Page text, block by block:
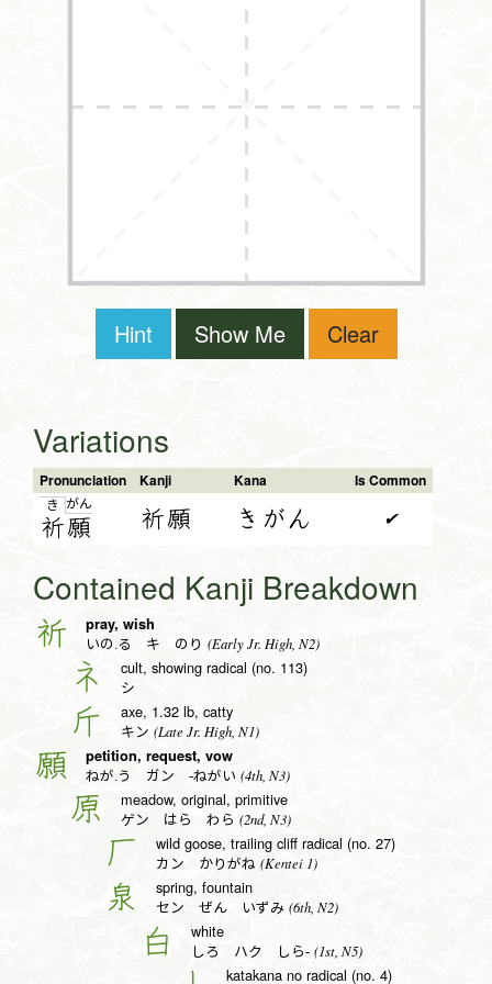
Hint Show Me Clear
Variations
Pronunciation Kanji Kana Is Common
き
祈
がん
願 祈願 きがん ✔
Contained Kanji Breakdown
祈 pray, wish
いの.る キ のり (Early Jr. High, N2)
礻 cult, showing radical (no. 113)
シ
斤 axe, 1.32 lb, catty
キン (Late Jr. High, N1)
願 petition, request, vow
ねが.う ガン -ねがい (4th, N3)
原 meadow, original, primitive
ゲン はら わら (2nd, N3)
厂 wild goose, trailing cliff radical (no. 27)
カン かりがね (Kentei 1)
泉 spring, fountain
セン ぜん いずみ (6th, N2)
白 white
しろ ハク しら- (1st, N5)
katakana no radical (no. 4)